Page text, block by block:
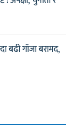
बढी गाँजा बरामद,